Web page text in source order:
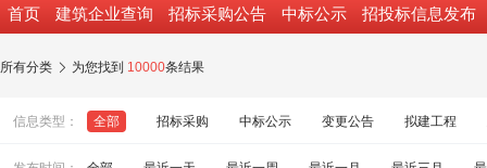
招标采购
中标公示
询价采购
首页 建筑企业查询 招标采购公告 中标公示 招投标信息发布
所有分类  为您找到 10000条结果
信息类型： 全部 招标采购 中标公示 变更公告 拟建工程